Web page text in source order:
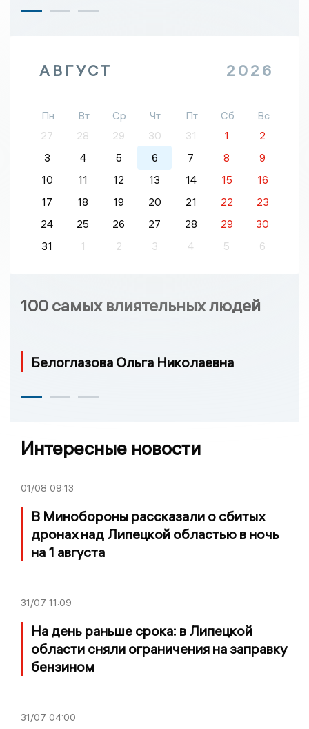
АВГУСТ 2026
Пн Вт Ср Чт Пт Сб
Вс
27
28 29 30 31 1
2
3
4 5 6 7 8
9
10
11 12 13 14 15
16
17
18 19 20 21 22
23
24
25 26 27 28 29
30
31
1 2 3 4 5 6
100 самых влиятельных людей
Белоглазова Ольга Николаевна
Интересные новости
01/08 09:13
В Минобороны рассказали о сбитых
дронах над Липецкой областью в ночь
на 1 августа
31/07 11:09
На день раньше срока: в Липецкой
области сняли ограничения на заправку
бензином
31/07 04:00